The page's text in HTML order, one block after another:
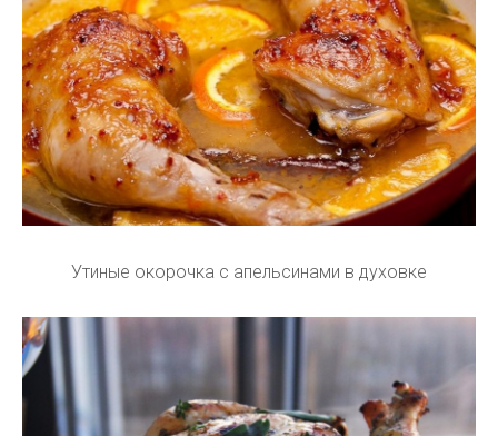
Утиные окорочка с апельсинами в духовке